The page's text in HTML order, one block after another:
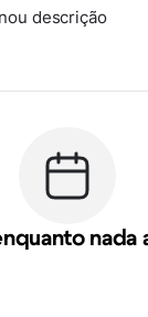
descrição
nada